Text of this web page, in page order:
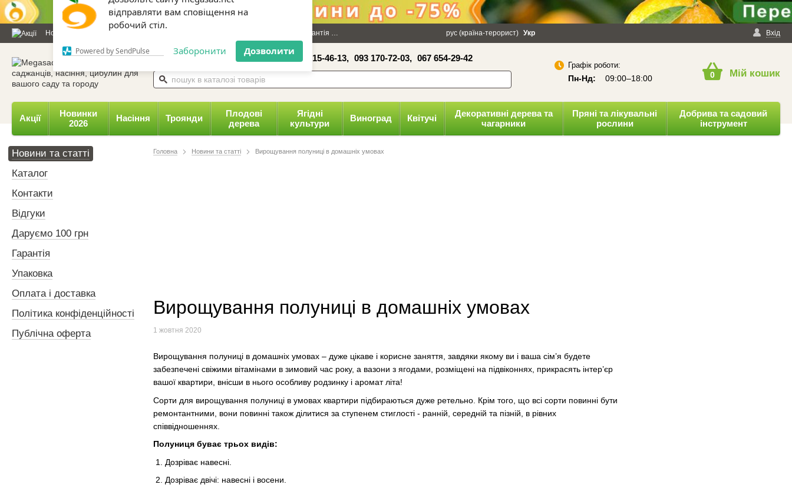
Дозвольте сайту megasad.net
відправляти вам сповіщення на
Новини та статті Гарантія Політика конфіденційності Вхід
рус (країна-терорист) Укр
0 800 332-015, 067 654-16-41, 050 515-46-13, 093 170-72-03, 067 654-29-42
Графік роботи:
Пн-Нд: 09:00–18:00 0 Мій кошик
Акції
Новинки
2026
Насіння Троянди
Плодові
дерева
Ягідні
культури
Виноград Квітучі
Декоративні дерева та
чагарники
Пряні та лікувальні
рослини
Добрива та садовий
інструмент
Головна Новини та статті Вирощування полуниці в домашніх умовах
Вирощування полуниці в домашніх умовах
1 жовтня 2020
Вирощування полуниці в домашніх умовах – дуже цікаве і корисне заняття, завдяки якому ви і ваша сім’я будете
забезпечені свіжими вітамінами в зимовий час року, а вазони з ягодами, розміщені на підвіконнях, прикрасять інтер’єр
вашої квартири, внісши в нього особливу родзинку і аромат літа!
Сорти для вирощування полуниці в умовах квартири підбираються дуже ретельно. Крім того, що всі сорти повинні бути
ремонтантними, вони повинні також ділитися за ступенем стиглості - ранній, середній та пізній, в рівних
співвідношеннях.
Полуниця буває трьох видів:
Дозріває навесні.
Дозріває двічі: навесні і восени.
Новини та статті
Каталог
Контакти
Відгуки
Даруємо 100 грн
Гарантія
Упаковка
Оплата і доставка
Політика конфіденційності
Публічна оферта